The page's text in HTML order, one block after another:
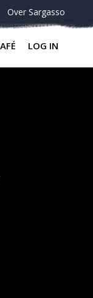
Over Sargasso
LOG IN